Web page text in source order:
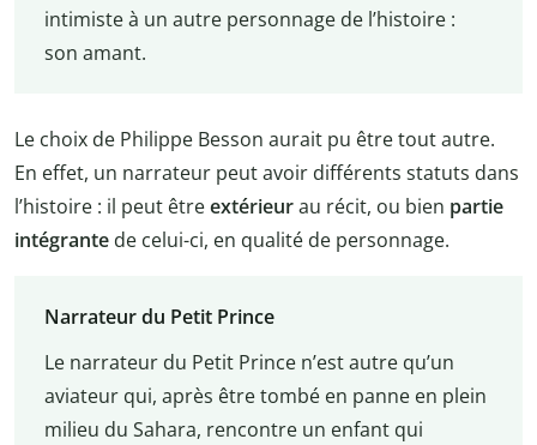
intimiste à un autre personnage de l’histoire :
son amant.
Le choix de Philippe Besson aurait pu être tout autre.
En effet, un narrateur peut avoir différents statuts dans
l’histoire : il peut êtreextérieurau récit, ou bien partie
intégrante de celui-ci, en qualité de personnage.
Narrateur du Petit Prince
Le narrateur du Petit Prince n’est autre qu’un
aviateur qui, après être tombé en panne en plein
milieu du Sahara, rencontre un enfant qui